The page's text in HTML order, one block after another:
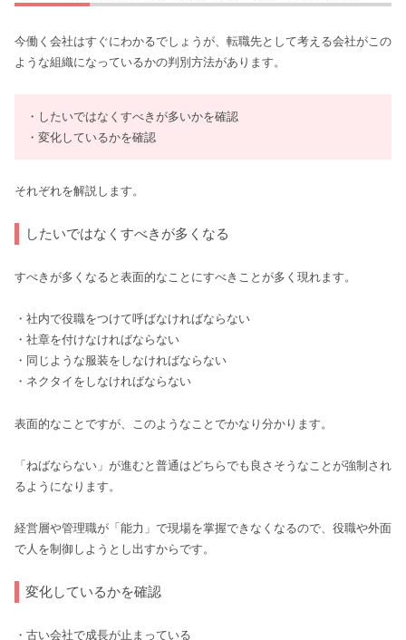
今働く会社はすぐにわかるでしょうが、転職先として考える会社がこの
ような組織になっているかの判別方法があります。
・したいではなくすべきが多いかを確認
・変化しているかを確認
それぞれを解説します。
したいではなくすべきが多くなる
すべきが多くなると表面的なことにすべきことが多く現れます。
・社内で役職をつけて呼ばなければならない
・社章を付けなければならない
・同じような服装をしなければならない
・ネクタイをしなければならない
表面的なことですが、このようなことでかなり分かります。
「ねばならない」が進むと普通はどちらでも良さそうなことが強制され
るようになります。
経営層や管理職が「能力」で現場を掌握できなくなるので、役職や外面
で人を制御しようとし出すからです。
変化しているかを確認
・古い会社で成長が止まっている